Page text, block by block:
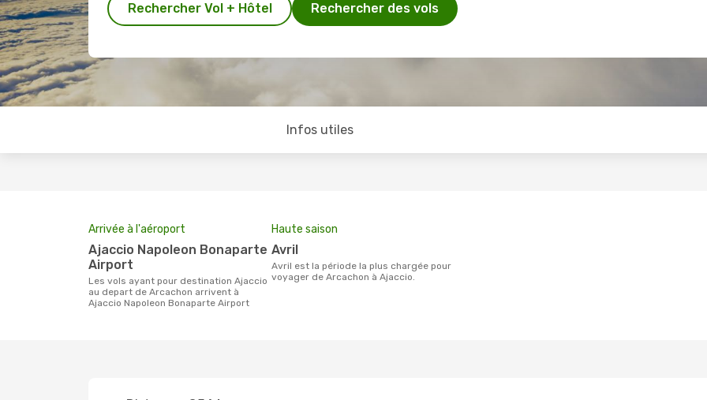
Rechercher Vol + Hôtel Rechercher des vols
Infos utiles
Arrivée à l'aéroport
Ajaccio Napoleon Bonaparte
Airport
Les vols ayant pour destination Ajaccio
au depart de Arcachon arrivent à
Ajaccio Napoleon Bonaparte Airport
Haute saison
avril
avril est la période la plus chargée pour
voyager de Arcachon à Ajaccio.